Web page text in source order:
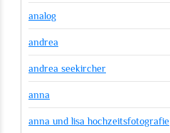
analog
andrea
andrea seekircher
anna
anna und lisa hochzeitsfotografie